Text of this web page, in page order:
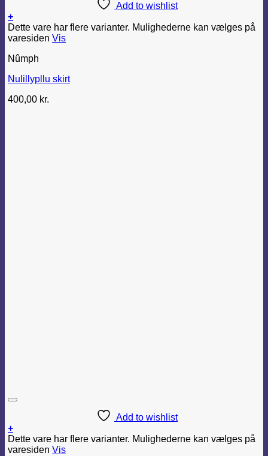
Add to wishlist
+
Dette vare har flere varianter. Mulighederne kan vælges på
varesiden Vis
Nûmph
Nulillypllu skirt
400,00 kr.
Add to wishlist
+
Dette vare har flere varianter. Mulighederne kan vælges på
varesiden Vis